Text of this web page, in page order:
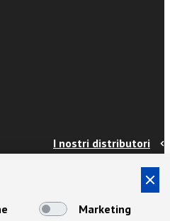
I nostri distributori
Info e spedizioni
Privacy
Marketing